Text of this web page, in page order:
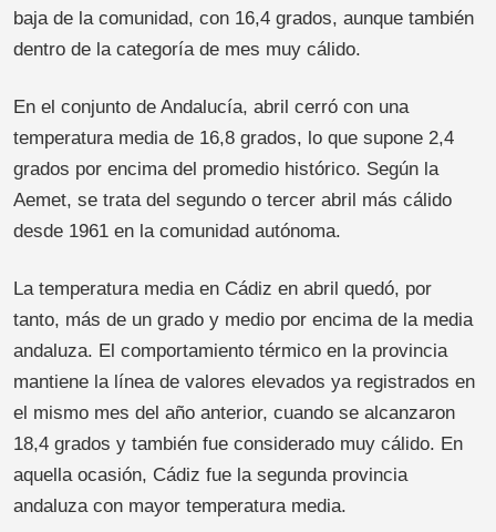
baja de la comunidad, con 16,4 grados, aunque también
dentro de la categoría de mes muy cálido.
En el conjunto de Andalucía, abril cerró con una
temperatura media de 16,8 grados, lo que supone 2,4
grados por encima del promedio histórico. Según la
Aemet, se trata del segundo o tercer abril más cálido
desde 1961 en la comunidad autónoma.
La temperatura media en Cádiz en abril quedó, por
tanto, más de un grado y medio por encima de la media
andaluza. El comportamiento térmico en la provincia
mantiene la línea de valores elevados ya registrados en
el mismo mes del año anterior, cuando se alcanzaron
18,4 grados y también fue considerado muy cálido. En
aquella ocasión, Cádiz fue la segunda provincia
andaluza con mayor temperatura media.